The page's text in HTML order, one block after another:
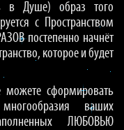
в Душе) образ того
с Пространством
постепенно начнёт
которое и будет
сформировать
ваших
ЛЮБОВЬЮ